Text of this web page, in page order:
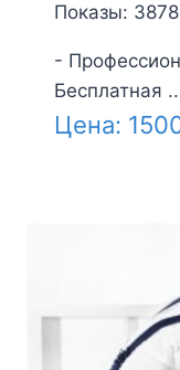
Показы:
-
Бесплатная
Цена: